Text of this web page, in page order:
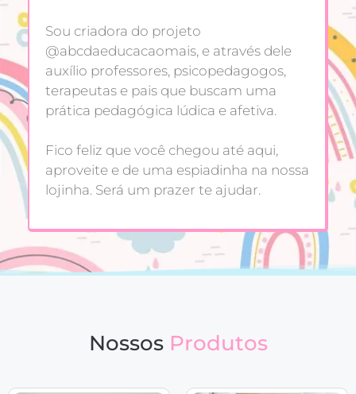
Sou criadora do projeto
@abcdaeducacaomais, e através dele
auxílio professores, psicopedagogos,
terapeutas e pais que buscam uma
prática pedagógica lúdica e afetiva.
Fico feliz que você chegou até aqui,
aproveite e de uma espiadinha na nossa
lojinha. Será um prazer te ajudar.
Nossos Produtos